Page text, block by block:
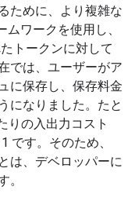
ために、より複雑な
ワークを使用し、
トークンに対して
では、ユーザーがア
に保存し、保存料金
になりました。たと
りの入出力コスト
です。そのため、
は、デベロッパーに
。